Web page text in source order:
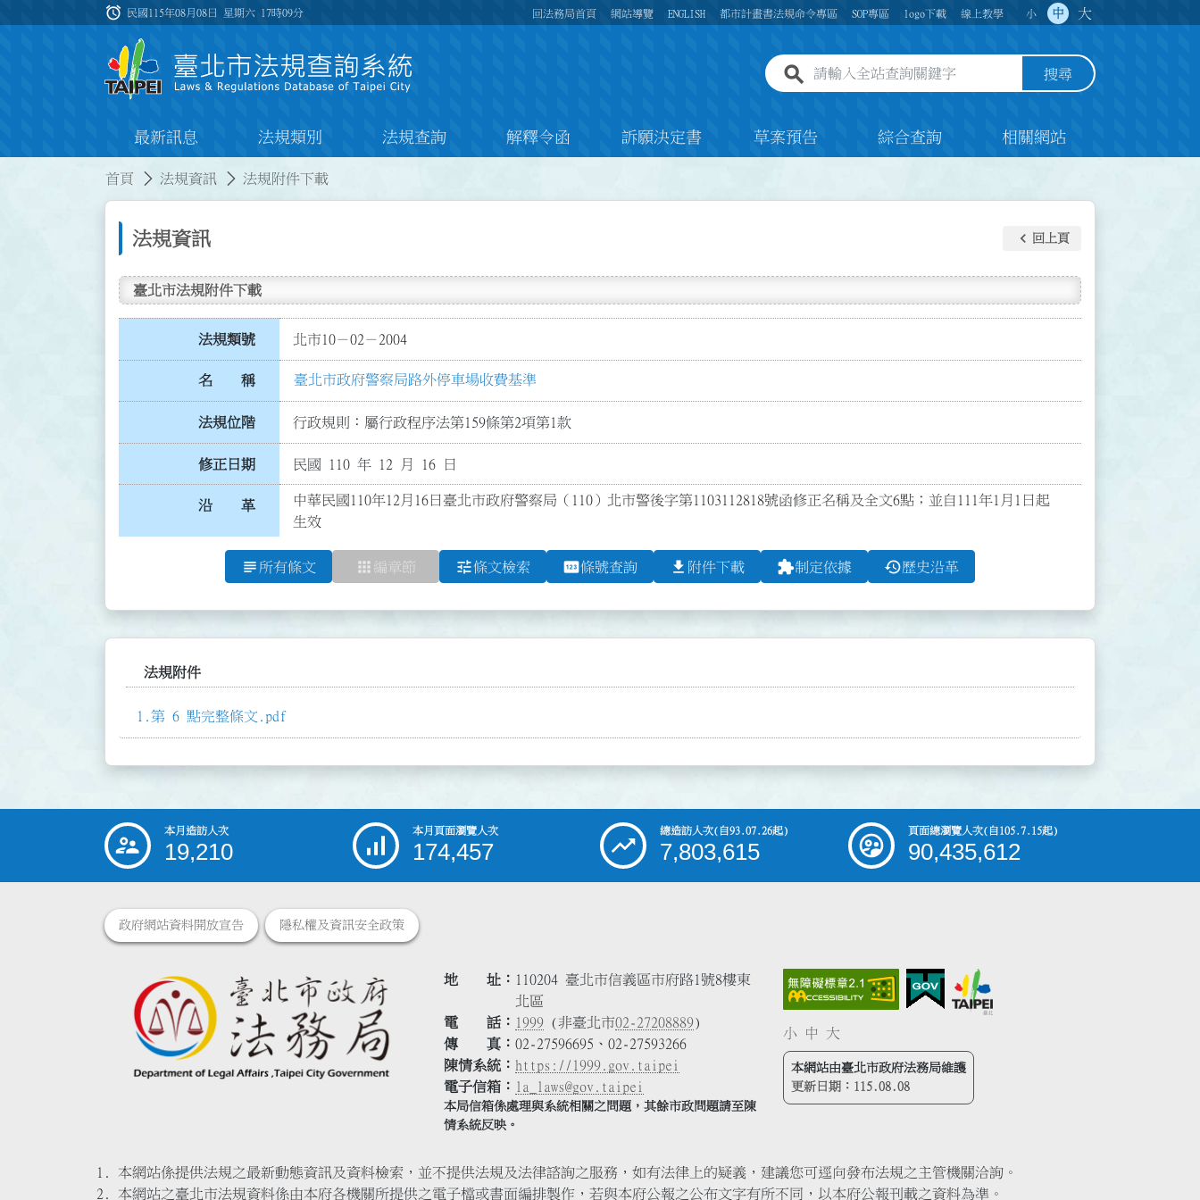
:::
alarm 民國115年08月08日 星期六 17時09分 回法務局首頁 網站導覽 ENGLISH 都市計畫書法規命令專區 SOP專區 logo下載 線上教學 小 中 大
全站查詢關鍵字欄位 搜尋
最新訊息 法規類別 法規查詢 解釋令函 訴願決定書 草案預告 綜合查詢 相關網站
首頁 法規資訊 法規附件下載
法規資訊 keyboard_arrow_left 回上頁
臺北市法規附件下載
法規類號 北市10－02－2004
名 稱 臺北市政府警察局路外停車場收費基準
法規位階 行政規則：屬行政程序法第159條第2項第1款
修正日期 民國 110 年 12 月 16 日
沿 革
中華民國110年12月16日臺北市政府警察局（110）北市警後字第1103112818號函修正名稱及全文6點；並自111年1月1日起
生效
subject 所有條文 apps 編章節 tune條文檢索 pin條號查詢 file_download 附件下載 extension制定依據 history歷史沿革
法規附件
第 6 點完整條文.pdf
::: 本月造訪人次
19,210
本月頁面瀏覽人次
174,457
總造訪人次(自93.07.26起)
7,803,615
頁面總瀏覽人次(自105.7.15起)
90,435,612
政府網站資料開放宣告 隱私權及資訊安全政策
地 址
110204 臺北市信義區市府路1號8樓東
北區
電 話
1999 (非臺北市02-27208889)
傳 真
02-27596695、02-27593266
陳情系統
https://1999.gov.taipei
電子信箱
la_laws@gov.taipei
本局信箱係處理與系統相關之問題，其餘市政問題請至陳
情系統反映。
小 中 大
本網站由臺北市政府法務局維護
更新日期： 115.08.08
本網站係提供法規之最新動態資訊及資料檢索，並不提供法規及法律諮詢之服務，如有法律上的疑義，建議您可逕向發布法規之主管機關洽詢。
本網站之臺北市法規資料係由本府各機關所提供之電子檔或書面編排製作，若與本府公報之公布文字有所不同，以本府公報刊載之資料為準。